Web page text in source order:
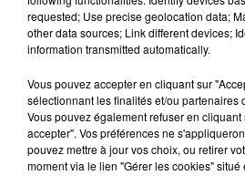
6 août 2026
Tags
6 août 2026
Au zoo de
requested; Use precise geolocation data;
other data sources; Link different devices;
information transmitted automatically.
Vous pouvez accepter en cliquant sur
sélectionnant les finalités et/ou partenaires
Vous pouvez également refuser en
accepter". Vos préférences ne
pouvez mettre à jour vos choix, ou retirer
moment via le lien "Gérer les cookies"